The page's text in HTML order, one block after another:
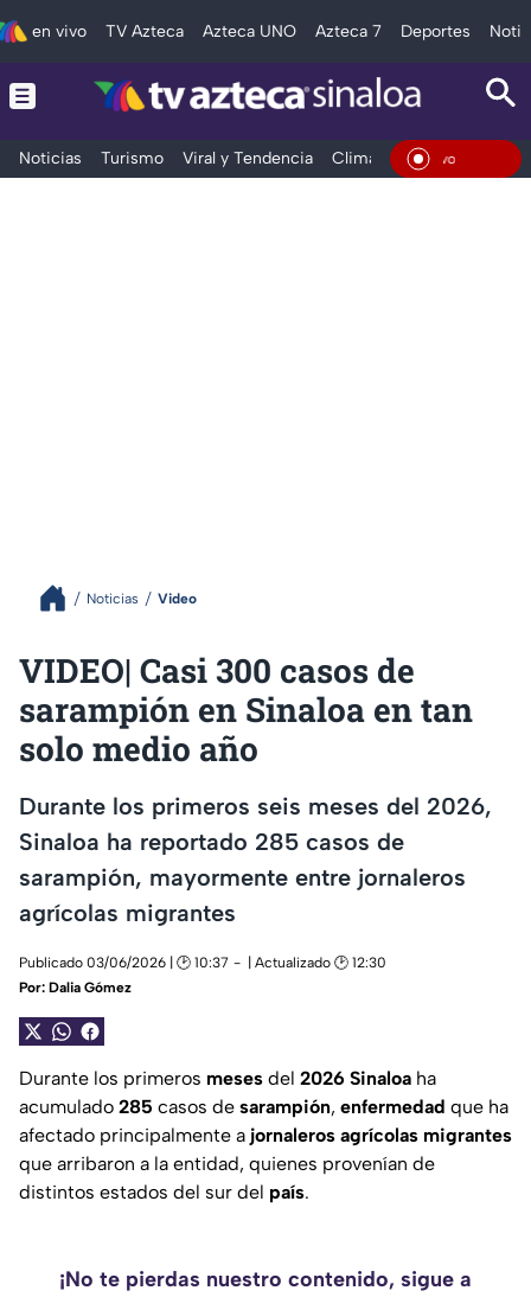
en vivo TV Azteca Azteca UNO Azteca 7 Deportes
Noticias Turismo Viral y Tendencia Clima Deportes En
Noticias Video
VIDEO| Casi 300 casos de
sarampión en Sinaloa en tan
solo medio año
Durante los primeros seis meses del 2026,
Sinaloa ha reportado 285 casos de
sarampión, mayormente entre jornaleros
agrícolas migrantes
Publicado 03/06/2026 | 🕑 10:37
| Actualizado 🕑 12:30
Por: Dalia Gómez
Durante los primeros meses del 2026 Sinaloa ha
acumulado 285 casos de sarampión, enfermedad que ha
afectado principalmente a jornaleros agrícolas migrantes
que arribaron a la entidad, quienes provenían de
distintos estados del sur del país.
¡No te pierdas nuestro contenido, sigue a